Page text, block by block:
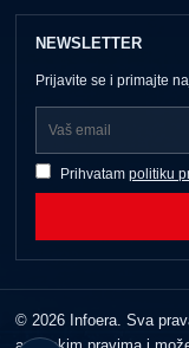
NEWSLETTER
Prijavite se i primajte
Prihvatam politiku
© 2026 Infoera. Sva